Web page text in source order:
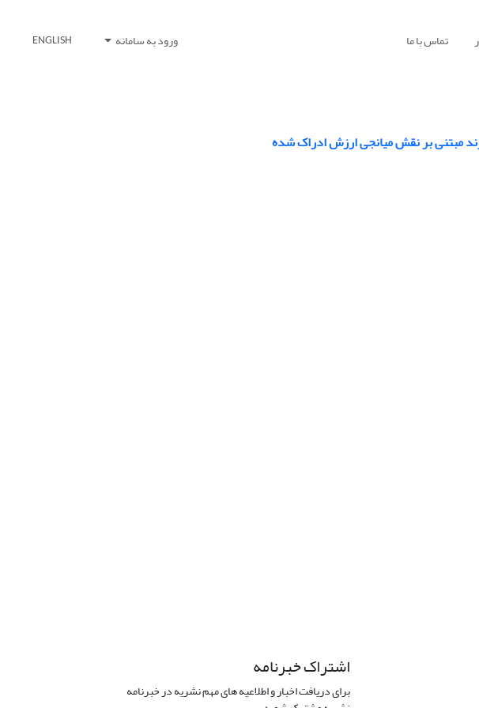
تماس با ما ورود به سامانه ENGLISH
مبتنی بر نقش میانجی ارزش ادراک‏ شده
اشتراک خبرنامه
برای دریافت اخبار و اطلاعیه های مهم نشریه در خبرنامه